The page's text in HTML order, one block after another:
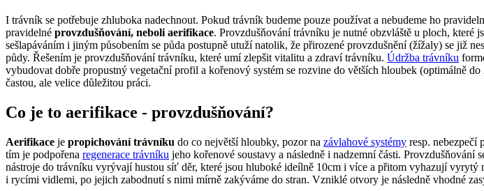
I trávník se potřebuje zhluboka nadechnout. Pokud trávník budeme pouze používat a nebudeme ho
pravidelné provzdušňování, neboli aerifikace. Provzdušňování trávníku je nutné obzvláště u ploch, které
sešlapáváním i jiným působením se půda postupně utuží natolik, že přirozené provzdušnění (žížaly) se již
půdy. Řešením je provzdušňování trávníku, které umí zlepšit vitalitu a zdraví trávníku. Údržba trávníku
vybudovat dobře propustný vegetační profil a kořenový systém se rozvine do větších hloubek (optimálně
častou, ale velice důležitou práci.
Co je to aerifikace - provzdušňování?
Aerifikace je propichování trávníku do co největší hloubky, pozor na závlahové systémy resp. nebezpečí
tím je podpořena regenerace trávníku jeho kořenové soustavy a následně i nadzemní části. Provzdušňování
nástroje do trávníku vyrývají hustou síť děr, které jsou hluboké ideílně 10cm i více a přitom vyhazují
i rycími vidlemi, po jejich zabodnutí s nimi mírně zakýváme do stran. Vzniklé otvory je následně vhodné